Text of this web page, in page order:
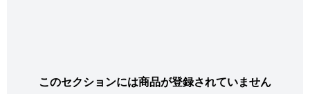
このセクションには商品が登録されていません